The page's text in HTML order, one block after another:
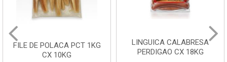
LINGUICA CALABRESA
PERDIGAO CX 18KG
MORTADELA PERDIGAO
FRANGO CAIXA 14KG